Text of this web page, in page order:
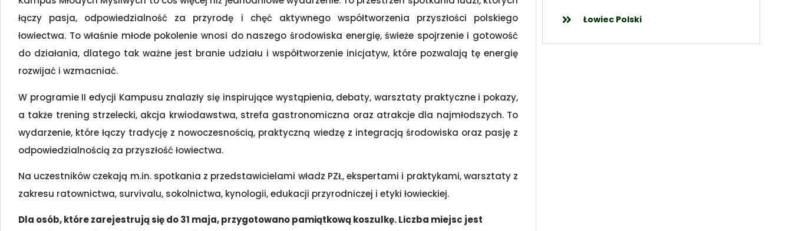
łączy pasja, odpowiedzialność za przyrodę i chęć aktywnego współtworzenia przyszłości polskiego
łowiectwa. To właśnie młode pokolenie wnosi do naszego środowiska energię, świeże spojrzenie i gotowość
do działania, dlatego tak ważne jest branie udziału i współtworzenie inicjatyw, które pozwalają tę energię
rozwijać i wzmacniać.
W programie II edycji Kampusu znalazły się inspirujące wystąpienia, debaty, warsztaty praktyczne i pokazy,
a także trening strzelecki, akcja krwiodawstwa, strefa gastronomiczna oraz atrakcje dla najmłodszych. To
wydarzenie, które łączy tradycję z nowoczesnością, praktyczną wiedzę z integracją środowiska oraz pasję z
odpowiedzialnością za przyszłość łowiectwa.
Na uczestników czekają m.in. spotkania z przedstawicielami władz PZŁ, ekspertami i praktykami, warsztaty z
zakresu ratownictwa, survivalu, sokolnictwa, kynologii, edukacji przyrodniczej i etyki łowieckiej.
Dla osób, które zarejestrują się do 31 maja, przygotowano pamiątkową koszulkę. Liczba miejsc jest
Łowiec Polski